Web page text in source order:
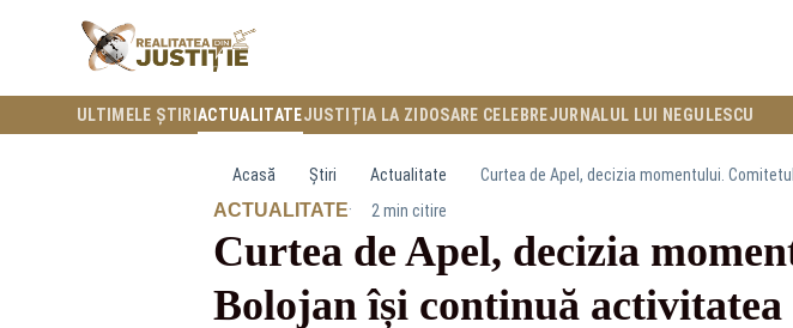
ULTIMELE ȘTIRI ACTUALITATEJUSTIȚIA LA ZI DOSARE CELEBREJURNALUL LUI NEGULESCU
Acasă Știri Actualitate Curtea de Apel, decizia momentului.
ACTUALITATE· 2 min citire
Curtea de Apel, decizia
Bolojan își continuă activitatea